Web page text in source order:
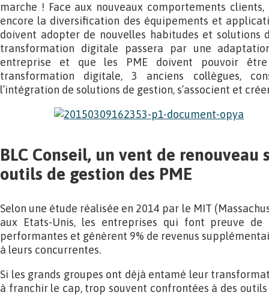
marche ! Face aux nouveaux comportements
encore la diversification des équipements et
doivent adopter de nouvelles habitudes et solutions
transformation digitale passera par une
entreprise et que les PME doivent pouvoir
transformation digitale, 3 anciens collègues,
l’intégration de solutions de gestion, s’associent et
BLC Conseil, un vent de renouveau
outils de gestion des PME
Selon une étude réalisée en 2014 par le MIT
aux Etats-Unis, les entreprises qui font preuve
performantes et génèrent 9% de revenus
à leurs concurrentes.
Si les grands groupes ont déjà entamé leur
à franchir le cap, trop souvent confrontées à des